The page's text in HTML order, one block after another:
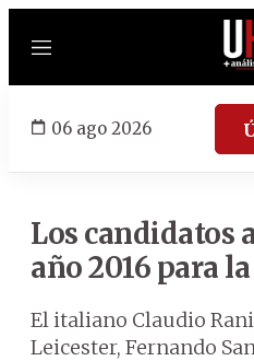
Menú
06 ago 2026
Los candidatos
año 2016 para
El italiano Claudio
Leicester, Fernando